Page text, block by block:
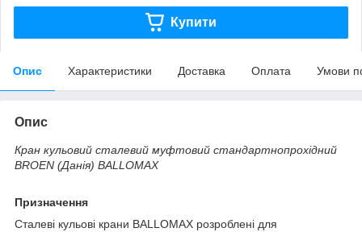
Купити
Опис Характеристики Доставка Оплата Умови
Опис
Кран кульовий сталевий муфтовий стандартнопрохідний
BROEN (Данія) BALLOMAX
Призначення
Сталеві кульові крани BALLOMAX розроблені для